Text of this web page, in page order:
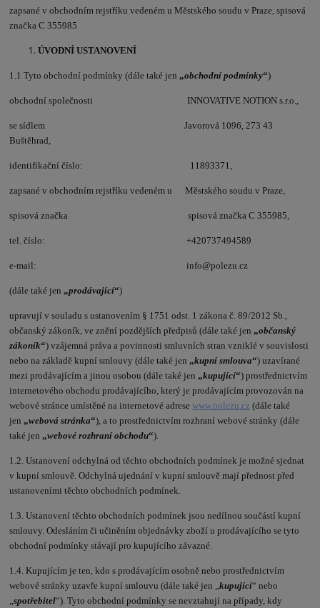
zapsané v obchodním rejstříku vedeném u Městského soudu v Praze, spisová
značka C 355985
ÚVODNÍ USTANOVENÍ
1.1 Tyto obchodní podmínky (dále také jen „obchodní podmínky“)
obchodní společnosti INNOVATIVE NOTION s.r.o.,
se sídlem Javorová 1096, 273 43
Buštěhrad,
identifikační číslo: 11893371,
zapsané v obchodním rejstříku vedeném u Městského soudu v Praze,
spisová značka spisová značka C 355985,
tel. číslo: +420737494589
e-mail: info@polezu.cz
(dále také jen „prodávající“)
upravují v souladu s ustanovením § 1751 odst. 1 zákona č. 89/2012 Sb.,
občanský zákoník, ve znění pozdějších předpisů (dále také jen „občanský
zákoník“) vzájemná práva a povinnosti smluvních stran vzniklé v souvislosti
nebo na základě kupní smlouvy (dále také jen „kupní smlouva“) uzavírané
mezi prodávajícím a jinou osobou (dále také jen „kupující“) prostřednictvím
internetového obchodu prodávajícího, který je prodávajícím provozován na
webové stránce umístěné na internetové adresewww.polezu.cz (dále také
jen „webová stránka“), a to prostřednictvím rozhraní webové stránky (dále
také jen „webové rozhraní obchodu“).
1.2. Ustanovení odchylná od těchto obchodních podmínek je možné sjednat
v kupní smlouvě. Odchylná ujednání v kupní smlouvě mají přednost před
ustanoveními těchto obchodních podmínek.
1.3. Ustanovení těchto obchodních podmínek jsou nedílnou součástí kupní
smlouvy. Odesláním či učiněním objednávky zboží u prodávajícího se tyto
obchodní podmínky stávají pro kupujícího závazné.
1.4. Kupujícím je ten, kdo s prodávajícím osobně nebo prostřednictvím
webové stránky uzavře kupní smlouvu (dále také jen „kupující“ nebo
„spotřebitel“). Tyto obchodní podmínky se nevztahují na případy, kdy